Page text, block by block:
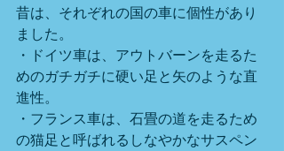
昔は、それぞれの国の車に個性があり
ました。
・ドイツ車は、アウトバーンを走るた
めのガチガチに硬い足と矢のような直
進性。
・フランス車は、石畳の道を走るため
の猫足と呼ばれるしなやかなサスペン